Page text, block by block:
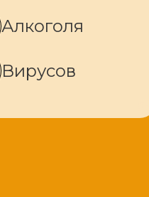
Алкоголя
Вирусов